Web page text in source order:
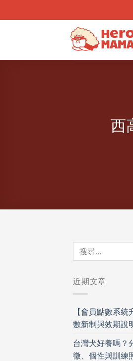
to
西
近期文章
【會員點數系
數新制與效期說
台灣犬好養嗎？
徵、個性與訓練